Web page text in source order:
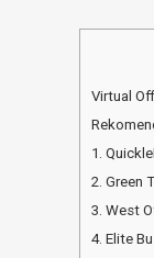
Virtual
1.
2. Green
3. West
4. Elite